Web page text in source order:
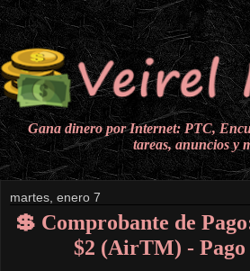
Gana dinero por Internet: PTC,
tareas, anuncios y
martes, enero 7
💲 Comprobante de
$2 (AirTM) - Pago